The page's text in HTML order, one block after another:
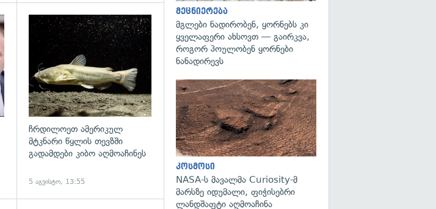
გადახედვა გადახედვა
ჩრდილოეთ ამერიკულ
მტკნარი წყლის თევზში
გადამდები კიბო აღმოაჩინეს
5 აგვისტო, 13:55
მეცნიერება
მგლები ნადირობენ, ყორნებს კი
ყველაფერი ახსოვთ — გაირკვა,
როგორ პოულობენ ყორნები
ნანადირევს
კოსმოსი
NASA-ს მავალმა Curiosity-მ
მარსზე იდუმალი, ფიჭისებრი
ლანდშაფტი აღმოაჩინა